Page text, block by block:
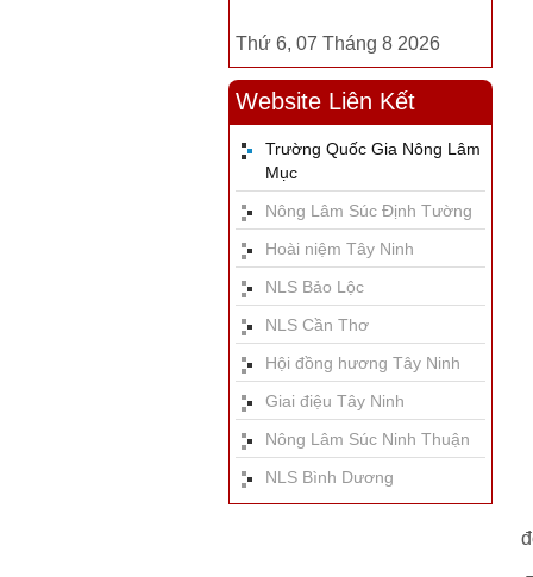
Thứ 6, 07 Tháng 8 2026
Website Liên Kết
Trường Quốc Gia Nông Lâm
Mục
Nông Lâm Súc Định Tường
Hoài niệm Tây Ninh
NLS Bảo Lộc
NLS Cần Thơ
Hội đồng hương Tây Ninh
Giai điệu Tây Ninh
Nông Lâm Súc Ninh Thuận
NLS Bình Dương